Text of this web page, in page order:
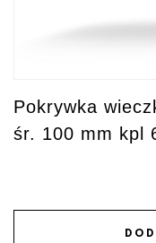
Pokrywka
śr. 100 mm kpl